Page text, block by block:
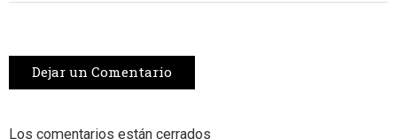
Dejar un Comentario
Los comentarios están cerrados